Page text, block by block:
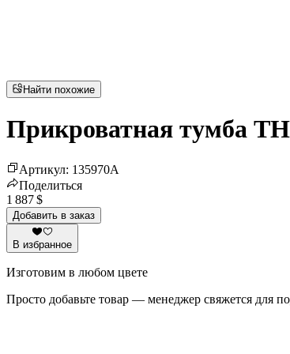
Найти похожие
Прикроватная тумба
Артикул: 135970A
Поделиться
1 887 $
Добавить в заказ
В избранное
Изготовим в любом цвете
Просто добавьте товар — менеджер свяжется для